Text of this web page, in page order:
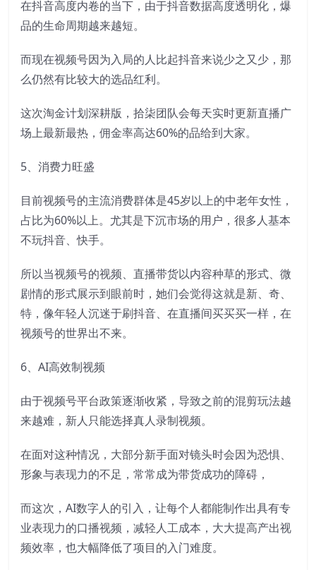
在抖音高度内卷的当下，由于抖音数据高度透明化，爆
品的生命周期越来越短。
而现在视频号因为入局的人比起抖音来说少之又少，那
么仍然有比较大的选品红利。
这次淘金计划深耕版，拾柒团队会每天实时更新直播广
场上最新最热，佣金率高达60%的品给到大家。
5、消费力旺盛
目前视频号的主流消费群体是45岁以上的中老年女性，
占比为60%以上。尤其是下沉市场的用户，很多人基本
不玩抖音、快手。
所以当视频号的视频、直播带货以内容种草的形式、微
剧情的形式展示到眼前时，她们会觉得这就是新、奇、
特，像年轻人沉迷于刷抖音、在直播间买买买一样，在
视频号的世界出不来。
6、AI高效制视频
由于视频号平台政策逐渐收紧，导致之前的混剪玩法越
来越难，新人只能选择真人录制视频。
在面对这种情况，大部分新手面对镜头时会因为恐惧、
形象与表现力的不足，常常成为带货成功的障碍，
而这次，AI数字人的引入，让每个人都能制作出具有专
业表现力的口播视频，减轻人工成本，大大提高产出视
频效率，也大幅降低了项目的入门难度。